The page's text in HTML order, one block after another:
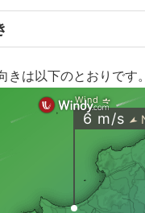
きは以下のとおりです。